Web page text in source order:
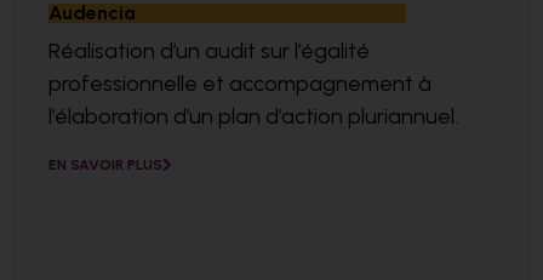
Audencia
Réalisation d’un audit sur l’égalité
professionnelle et accompagnement à
l’élaboration d’un plan d’action pluriannuel.
EN SAVOIR PLUS